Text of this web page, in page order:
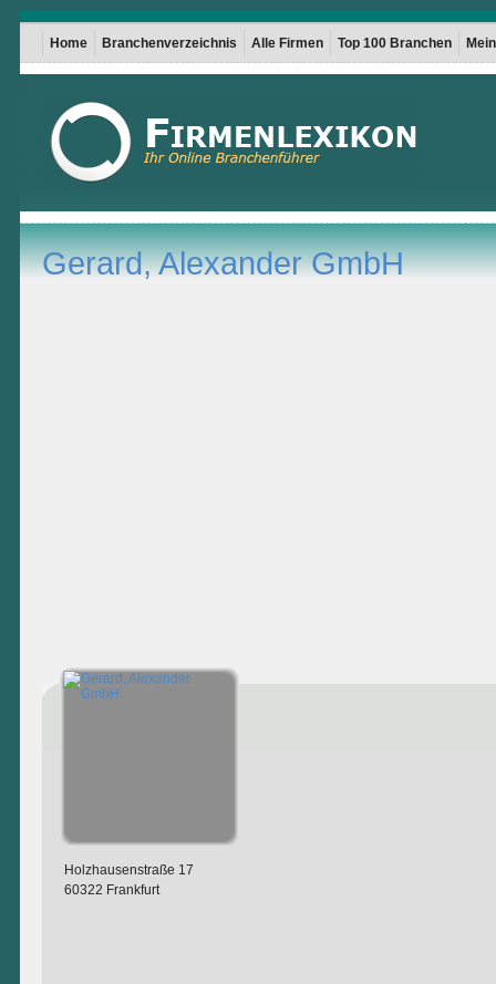
Home Branchenverzeichnis Alle Firmen Top 100 Branchen
Gerard, Alexander GmbH
Holzhausenstraße 17
60322 Frankfurt